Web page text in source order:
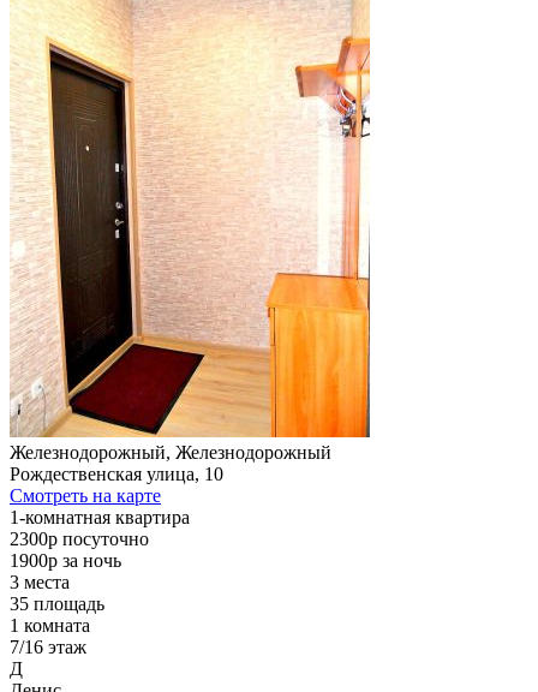
Железнодорожный, Железнодорожный
Рождественская улица, 10
Смотреть на карте
1-комнатная квартира
2300р посуточно
1900р за ночь
3 места
35 площадь
1 комната
7/16 этаж
Д